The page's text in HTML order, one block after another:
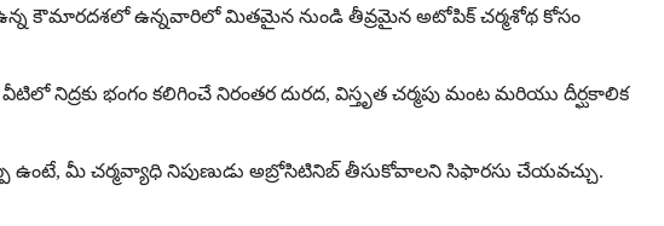
ఉన్న కౌమారదశలో ఉన్నవారిలో మితమైన నుండి తీవ్రమైన అటోపిక్ చర్మశోథ కోసం
భంగం కలిగించే నిరంతర దురద, విస్తృత చర్మపు మంట మరియు దీర్ఘకాలిక
మీ చర్మవ్యాధి నిపుణుడు అబ్రోసిటినిబ్ తీసుకోవాలని సిఫారసు చేయవచ్చు.